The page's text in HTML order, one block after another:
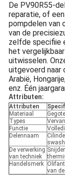
De PV90R55-
reparatie, of
pompdelen van
van de
zelfde specifiie
het
uitwisselen.
uitgevoerd naar
Arabië,
enz. Één
Attributen:
Attributen
Materiaal
Types
Functie
Delennaam
De verwerking
van techniek
Handelsmerk
van